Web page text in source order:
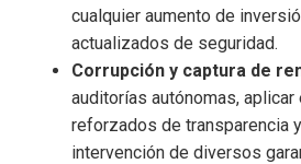
cualquier aumento de
actualizados de seguridad.
Corrupción y captura de
auditorías autónomas, aplicar
reforzados de transparencia
intervención de diversos